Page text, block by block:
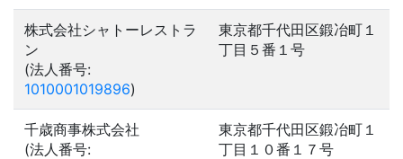
株式会社シャトーレストラ
ン
(法人番号:
1010001019896)
東京都千代田区鍛冶町１
丁目５番１号
千歳商事株式会社
(法人番号:
東京都千代田区鍛冶町１
丁目１０番１７号